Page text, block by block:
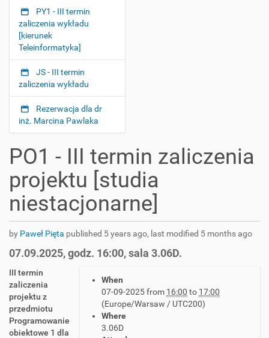
PY1 - III termin
zaliczenia wykładu
[kierunek
Teleinformatyka]
JS - III termin
zaliczenia wykładu
Rezerwacja dla dr
inż. Marcina Pawlaka
PO1 - III termin zaliczenia
projektu [studia
niestacjonarne]
by Paweł Pięta published 5 years ago, last modified 5 months ago
07.09.2025, godz. 16:00, sala 3.06D.
h
t
t
p
s
:
When
07-09-2025from 16:00 to 17:00
(Europe/Warsaw / UTC200)
Where
3.06D
III termin
zaliczenia
projektu z
przedmiotu
Programowanie
obiektowe 1 dla